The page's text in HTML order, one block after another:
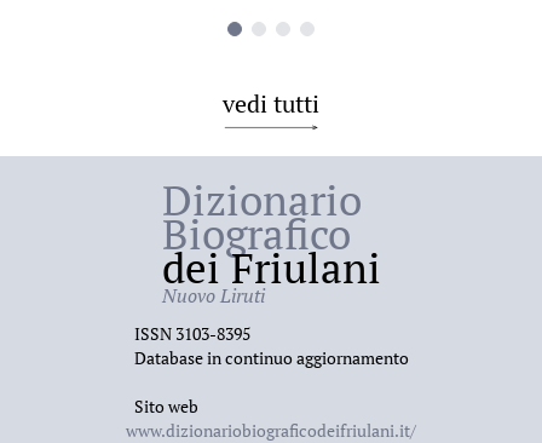
vedi tutti
Dizionario
Biografico
dei Friulani
Nuovo Liruti
ISSN 3103-8395
Database in continuo aggiornamento
Sito web
www.dizionariobiograficodeifriulani.it/